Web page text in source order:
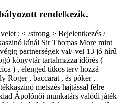
rendelkezik.
: < /strong > Bejelentkezés /
kínál Sir Thomas More mint
partnerségek val/-vel 13 jó hírű
könyvtár tartalmazza időrés (
) , elenged titkos terv hozzá
Roger , baccarat , és póker ,
metszés hajtással félre
Ápolónői munkatárs valódi játék